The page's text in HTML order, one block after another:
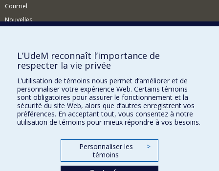
Courriel
Nouvelles
Comment soutenir le Département?
BESOIN D'AIDE?
Plan du site
Signaler une erreur
Accessibilité
FACULTÉ DES ARTS ET DES SCIENCES
Nos départements et écoles
L’UdeM reconnaît l’importance de
respecter la vie privée
L’utilisation de témoins nous permet d’améliorer et de
personnaliser votre expérience Web. Certains témoins
sont obligatoires pour assurer le fonctionnement et la
sécurité du site Web, alors que d’autres enregistrent vos
préférences. En acceptant tout, vous consentez à notre
utilisation de témoins pour mieux répondre à vos besoins.
Personnaliser les
témoins
>